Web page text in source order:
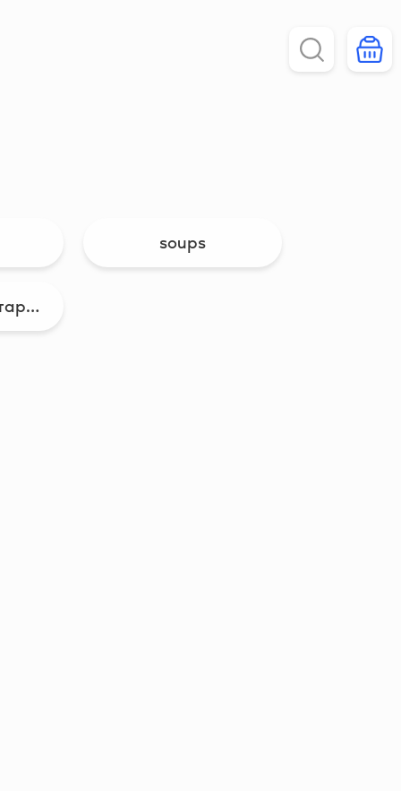
soups
VЛАВАШЕ на тарелке...